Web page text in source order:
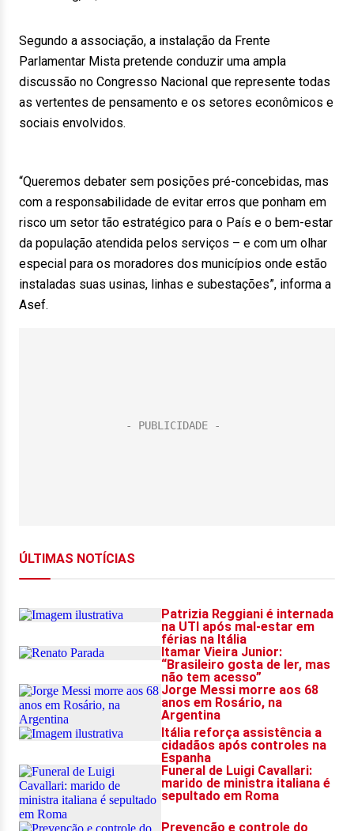
Segundo a associação, a instalação da Frente
Parlamentar Mista pretende conduzir uma ampla
discussão no Congresso Nacional que represente todas
as vertentes de pensamento e os setores econômicos e
sociais envolvidos.
“Queremos debater sem posições pré-concebidas, mas
com a responsabilidade de evitar erros que ponham em
risco um setor tão estratégico para o País e o bem-estar
da população atendida pelos serviços – e com um olhar
especial para os moradores dos municípios onde estão
instaladas suas usinas, linhas e subestações”, informa a
Asef.